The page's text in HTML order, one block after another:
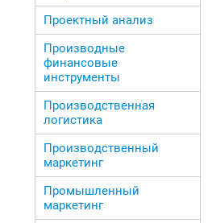
Проектный анализ
Производные
финансовые
инструменты
Производственная
логистика
Производственный
маркетинг
Промышленный
маркетинг